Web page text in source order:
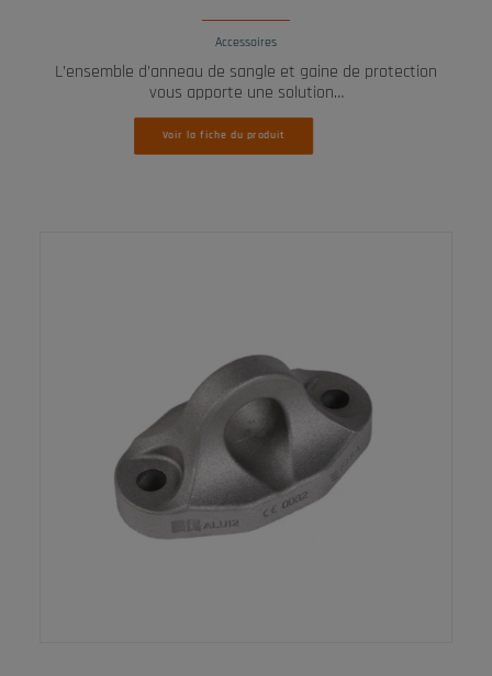
Accessoires
L’ensemble d’anneau de sangle et gaine de protection
vous apporte une solution…
Voir la fiche du produit